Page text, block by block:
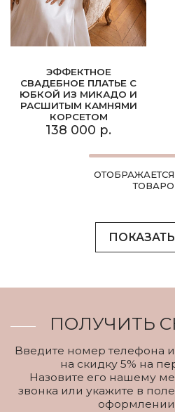
ЭФФЕКТНОЕ
СВАДЕБНОЕ ПЛАТЬЕ С
ЮБКОЙ ИЗ МИКАДО И
РАСШИТЫМ КАМНЯМИ
КОРСЕТОМ
138 000 р.
ОТОБРАЖАЕТСЯ
ПОЛУЧИТЬ
Введите номер телефона
на скидку 5% на
Назовите его нашему
звонка или укажите в
оформлении